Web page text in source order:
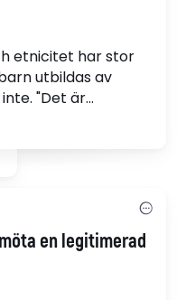
etnicitet har stor
utbildas av
"Det är
resurser efter
Enfeldt,
en legitimerad